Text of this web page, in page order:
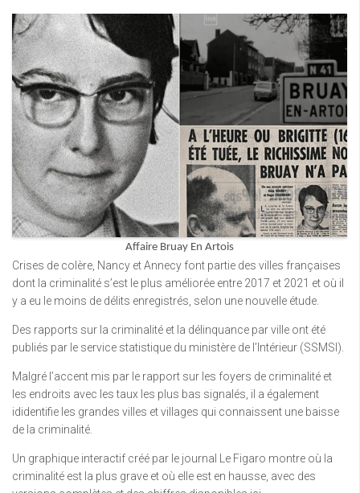
Affaire Bruay En Artois
Crises de colère, Nancy et Annecy font partie des villes françaises
dont la criminalité s’est le plus améliorée entre 2017 et 2021 et où il
y a eu le moins de délits enregistrés, selon une nouvelle étude.
Des rapports sur la criminalité et la délinquance par ville ont été
publiés par le service statistique du ministère de l’Intérieur (SSMSI).
Malgré l’accent mis par le rapport sur les foyers de criminalité et
les endroits avec les taux les plus bas signalés, il a également
ididentifie les grandes villes et villages qui connaissent une baisse
de la criminalité.
Un graphique interactif créé par le journal Le Figaro montre où la
criminalité est la plus grave et où elle est en hausse, avec des